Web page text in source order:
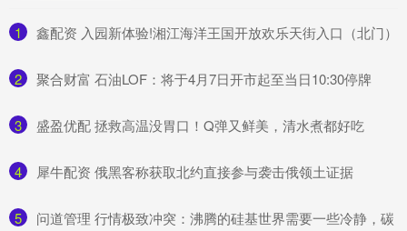
1 ​鑫配资 入园新体验!湘江海洋王国开放欢乐天街入口（北门）
2 ​聚合财富 石油LOF：将于4月7日开市起至当日10:30停牌
3 ​盛盈优配 拯救高温没胃口！Q弹又鲜美，清水煮都好吃
4 ​犀牛配资 俄黑客称获取北约直接参与袭击俄领土证据
5
​问道管理 行情极致冲突：沸腾的硅基世界需要一些冷静，碳